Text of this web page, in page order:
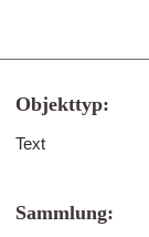
Objekttyp:
Text
Sammlung: